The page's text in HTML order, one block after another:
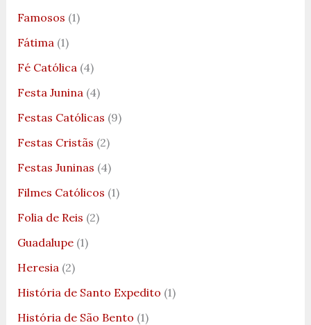
Famosos (1)
Fátima (1)
Fé Católica (4)
Festa Junina (4)
Festas Católicas (9)
Festas Cristãs (2)
Festas Juninas (4)
Filmes Católicos (1)
Folia de Reis (2)
Guadalupe(1)
Heresia (2)
História de Santo Expedito (1)
História de São Bento (1)